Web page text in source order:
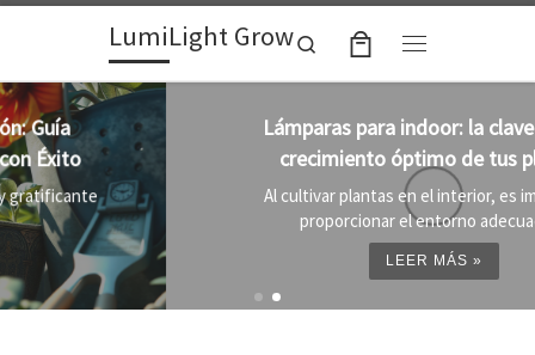
Skip to contentLumiLight Grow
Search
Lámparas para indoor: la clave para un
crecimiento óptimo de tus plantas
Al cultivar plantas en el interior, es importante
proporcionar el entorno adecuado ...